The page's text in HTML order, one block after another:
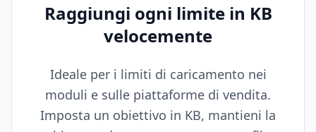
Raggiungi ogni limite in KB
velocemente
Ideale per i limiti di caricamento nei
moduli e sulle piattaforme di vendita.
Imposta un obiettivo in KB, mantieni la